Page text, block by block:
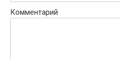
Комментарий